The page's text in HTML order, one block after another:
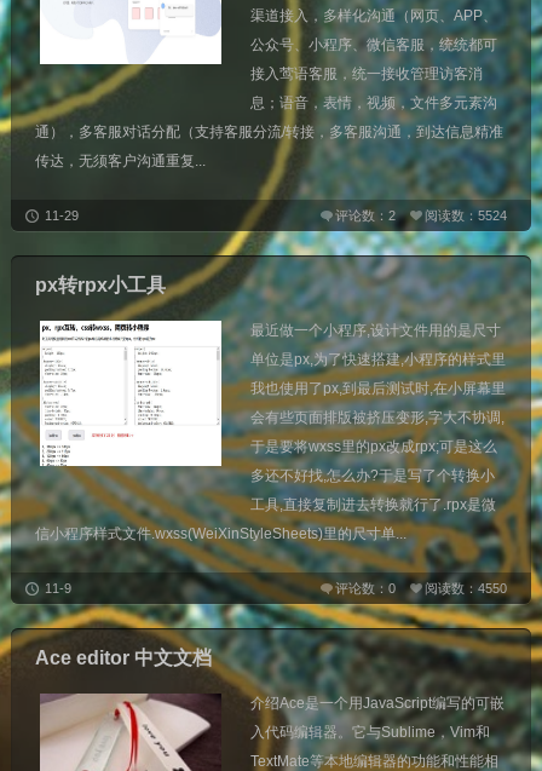
渠道接入，多样化沟通（网页、APP、
公众号、小程序、微信客服，统统都可
接入莺语客服，统一接收管理访客消
息；语音，表情，视频，文件多元素沟
通），多客服对话分配（支持客服分流/转接，多客服沟通，到达信息精准
传达，无须客户沟通重复...
阅读数：5524
评论数：2
11-29
px转rpx小工具
最近做一个小程序,设计文件用的是尺寸
单位是px,为了快速搭建,小程序的样式里
我也使用了px,到最后测试时,在小屏幕里
会有些页面排版被挤压变形,字大不协调,
于是要将wxss里的px改成rpx;可是这么
多还不好找,怎么办?于是写了个转换小
工具,直接复制进去转换就行了.rpx是微
信小程序样式文件.wxss(WeiXinStyleSheets)里的尺寸单...
阅读数：4550
评论数：0
11-9
Ace editor 中文文档
介绍Ace是一个用JavaScript编写的可嵌
入代码编辑器。它与Sublime，Vim和
TextMate等本地编辑器的功能和性能相